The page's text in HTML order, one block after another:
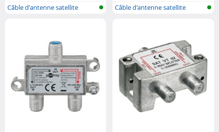
Câble d'antenne satellite
Câble d'antenne satellite